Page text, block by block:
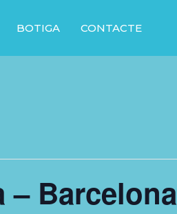
BOTIGA CONTACTE
Barcelona